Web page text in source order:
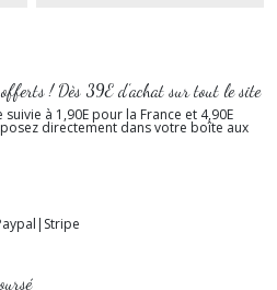
! Dès 39E d’achat sur tout le site
à 1,90E pour la France et 4,90E
directement dans votre boîte aux